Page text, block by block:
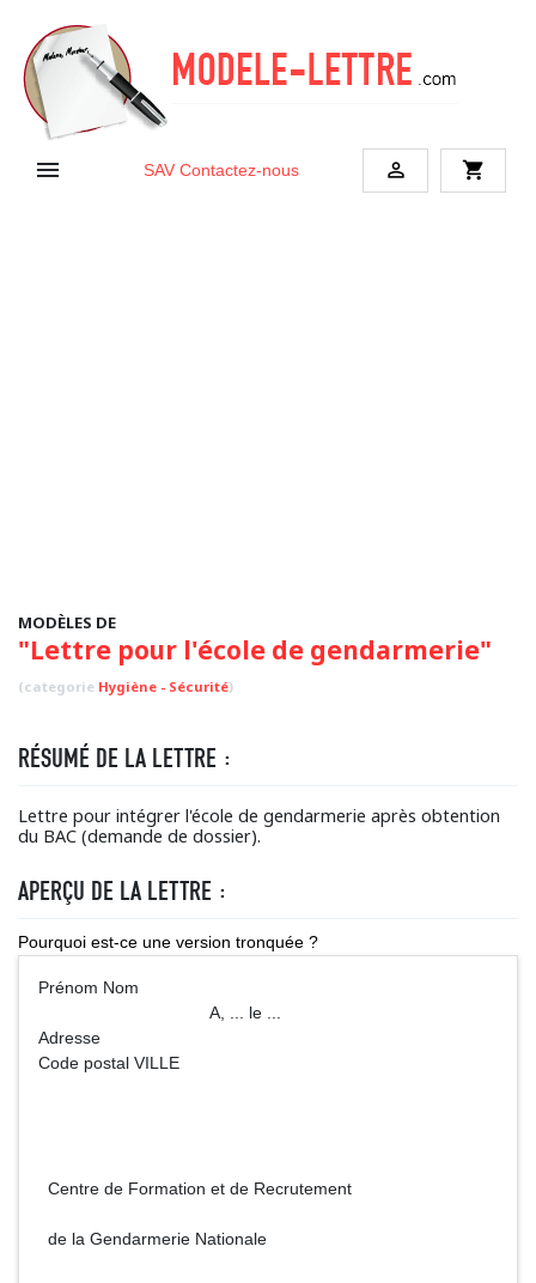
 SAV Contactez-nous  shopping_cart
MODÈLES DE
"Lettre pour l'école de gendarmerie"
(categorie Hygiène - Sécurité)
RÉSUMÉ DE LA LETTRE :
Lettre pour intégrer l'école de gendarmerie après obtention
du BAC (demande de dossier).
APERÇU DE LA LETTRE :
Pourquoi est-ce une version tronquée ?
Prénom Nom
A, ... le ...
Adresse
Code postal VILLE
Centre de Formation et de Recrutement
de la Gendarmerie Nationale